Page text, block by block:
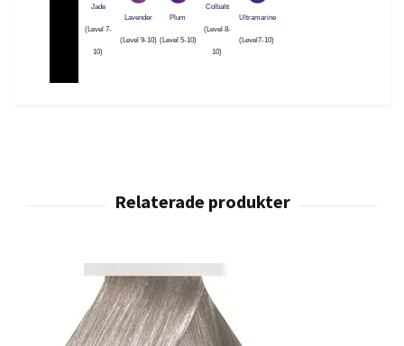
Jade
(Level 7-
10)
Lavender
(Level 9-10)
Plum
(Level 5-10)
Colbaltt
(Level 8-
10)
Ultramarine
(Level7-10)